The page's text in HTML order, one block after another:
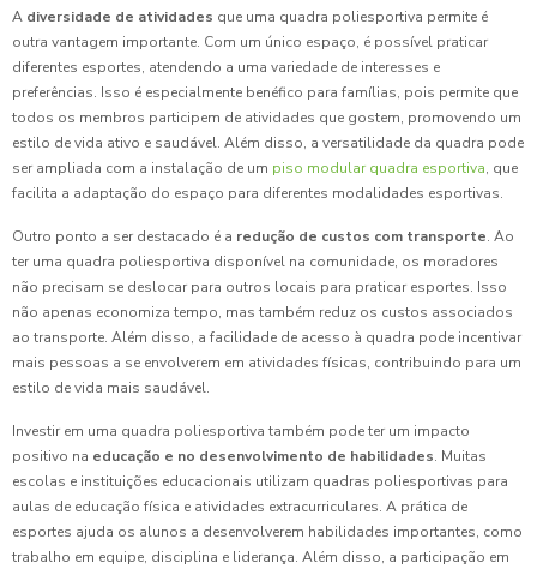
A diversidade de atividades que uma quadra poliesportiva permite é
outra vantagem importante. Com um único espaço, é possível praticar
diferentes esportes, atendendo a uma variedade de interesses e
preferências. Isso é especialmente benéfico para famílias, pois permite que
todos os membros participem de atividades que gostem, promovendo um
estilo de vida ativo e saudável. Além disso, a versatilidade da quadra pode
ser ampliada com a instalação de um piso modular quadra esportiva, que
facilita a adaptação do espaço para diferentes modalidades esportivas.
Outro ponto a ser destacado é a redução de custos com transporte. Ao
ter uma quadra poliesportiva disponível na comunidade, os moradores
não precisam se deslocar para outros locais para praticar esportes. Isso
não apenas economiza tempo, mas também reduz os custos associados
ao transporte. Além disso, a facilidade de acesso à quadra pode incentivar
mais pessoas a se envolverem em atividades físicas, contribuindo para um
estilo de vida mais saudável.
Investir em uma quadra poliesportiva também pode ter um impacto
positivo na educação e no desenvolvimento de habilidades. Muitas
escolas e instituições educacionais utilizam quadras poliesportivas para
aulas de educação física e atividades extracurriculares. A prática de
esportes ajuda os alunos a desenvolverem habilidades importantes, como
trabalho em equipe, disciplina e liderança. Além disso, a participação em